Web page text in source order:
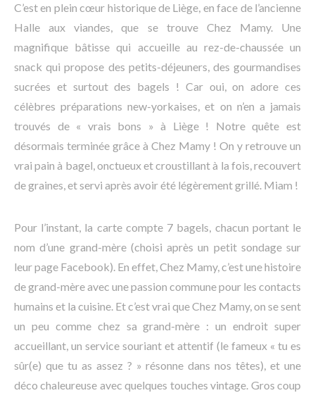
C’est en plein cœur historique de Liège, en face de l’ancienne
Halle aux viandes, que se trouve Chez Mamy. Une
magnifique bâtisse qui accueille au rez-de-chaussée un
snack qui propose des petits-déjeuners, des gourmandises
sucrées et surtout des bagels ! Car oui, on adore ces
célèbres préparations new-yorkaises, et on n’en a jamais
trouvés de « vrais bons » à Liège ! Notre quête est
désormais terminée grâce à Chez Mamy ! On y retrouve un
vrai pain à bagel, onctueux et croustillant à la fois, recouvert
de graines, et servi après avoir été légèrement grillé. Miam !
Pour l’instant, la carte compte 7 bagels, chacun portant le
nom d’une grand-mère (choisi après un petit sondage sur
leur page Facebook). En effet, Chez Mamy, c’est une histoire
de grand-mère avec une passion commune pour les contacts
humains et la cuisine. Et c’est vrai que Chez Mamy, on se sent
un peu comme chez sa grand-mère : un endroit super
accueillant, un service souriant et attentif (le fameux « tu es
sûr(e) que tu as assez ? » résonne dans nos têtes), et une
déco chaleureuse avec quelques touches vintage. Gros coup